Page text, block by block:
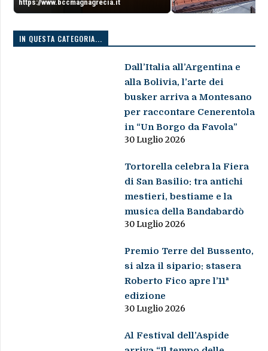
https://www.bccmagnagrecia.it
IN QUESTA CATEGORIA...
Dall’Italia all’Argentina e
alla Bolivia, l’arte dei
busker arriva a Montesano
per raccontare Cenerentola
in “Un Borgo da Favola”
30 Luglio 2026
Tortorella celebra la Fiera
di San Basilio: tra antichi
mestieri, bestiame e la
musica della Bandabardò
30 Luglio 2026
Premio Terre del Bussento,
si alza il sipario: stasera
Roberto Fico apre l’11ª
edizione
30 Luglio 2026
Al Festival dell’Aspide